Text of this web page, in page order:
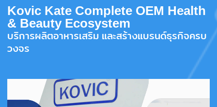
Kovic Kate Complete OEM Health
& Beauty Ecosystem
บริการผลิตอาหารเสริม และสร้างแบรนด์ธุรกิจครบ
วงจร